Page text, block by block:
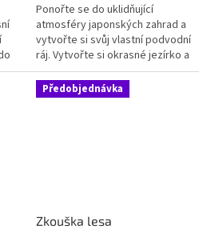
Ponořte se do uklidňující
atmosféry japonských zahrad a
vytvořte si svůj vlastní podvodní
ráj. Vytvořte si okrasné jezírko a
staňte se mistrem v chovu koi –
nádherných...
Předobjednávka
Zkouška lesa